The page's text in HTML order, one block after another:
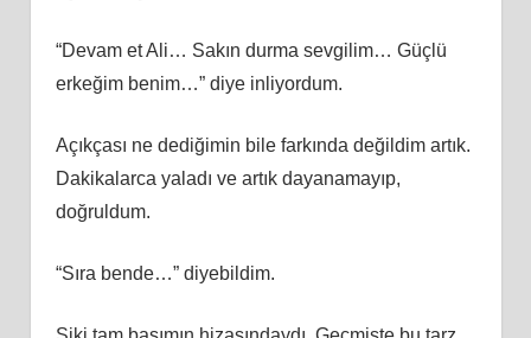
“Devam et Ali… Sakın durma sevgilim… Güçlü
erkeğim benim…” diye inliyordum.
Açıkçası ne dediğimin bile farkında değildim artık.
Dakikalarca yaladı ve artık dayanamayıp,
doğruldum.
“Sıra bende…” diyebildim.